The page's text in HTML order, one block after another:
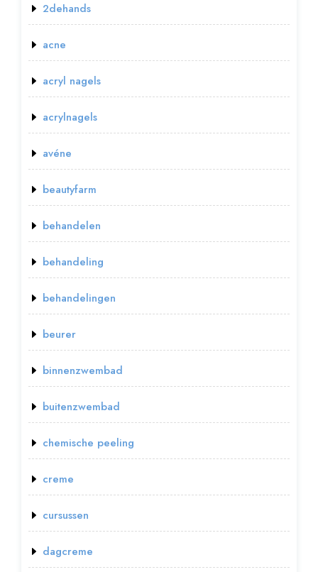
2dehands
acne
acryl nagels
acrylnagels
avéne
beautyfarm
behandelen
behandeling
behandelingen
beurer
binnenzwembad
buitenzwembad
chemische peeling
creme
cursussen
dagcreme